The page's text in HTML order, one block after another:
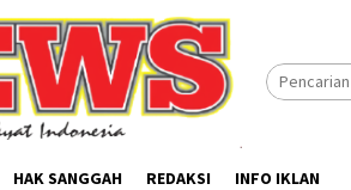
HAK SANGGAH REDAKSI INFO IKLAN